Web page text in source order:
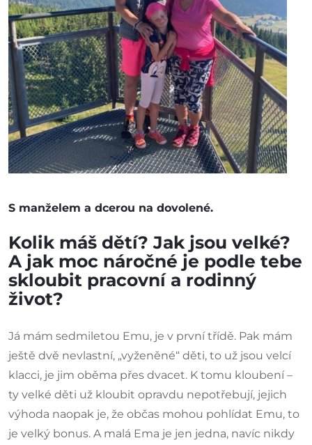
S manželem a dcerou na dovolené.
Kolik máš dětí? Jak jsou velké?
A jak moc náročné je podle tebe
skloubit pracovní a rodinný
život?
Já mám sedmiletou Emu, je v první třídě. Pak mám
ještě dvě nevlastní, „vyženěné“ děti, to už jsou velcí
klacci, je jim oběma přes dvacet. K tomu kloubení –
ty velké děti už kloubit opravdu nepotřebují, jejich
výhoda naopak je, že občas mohou pohlídat Emu, to
je velký bonus. A malá Ema je jen jedna, navíc nikdy